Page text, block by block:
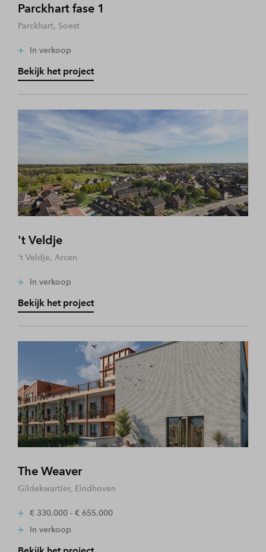
Parckhart fase 1
Parckhart, Soest
In verkoop
Bekijk het project
't Veldje
't Veldje, Arcen
In verkoop
Bekijk het project
The Weaver
Gildekwartier, Eindhoven
€ 330.000 - € 655.000
In verkoop